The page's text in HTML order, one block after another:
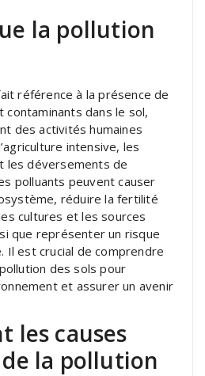
la pollution
référence à la présence de
contaminants dans le sol,
des activités humaines
intensive, les
les déversements de
polluants peuvent causer
réduire la fertilité
cultures et les sources
que représenter un risque
Il est crucial de comprendre
des sols pour
et assurer un avenir
les causes
la pollution